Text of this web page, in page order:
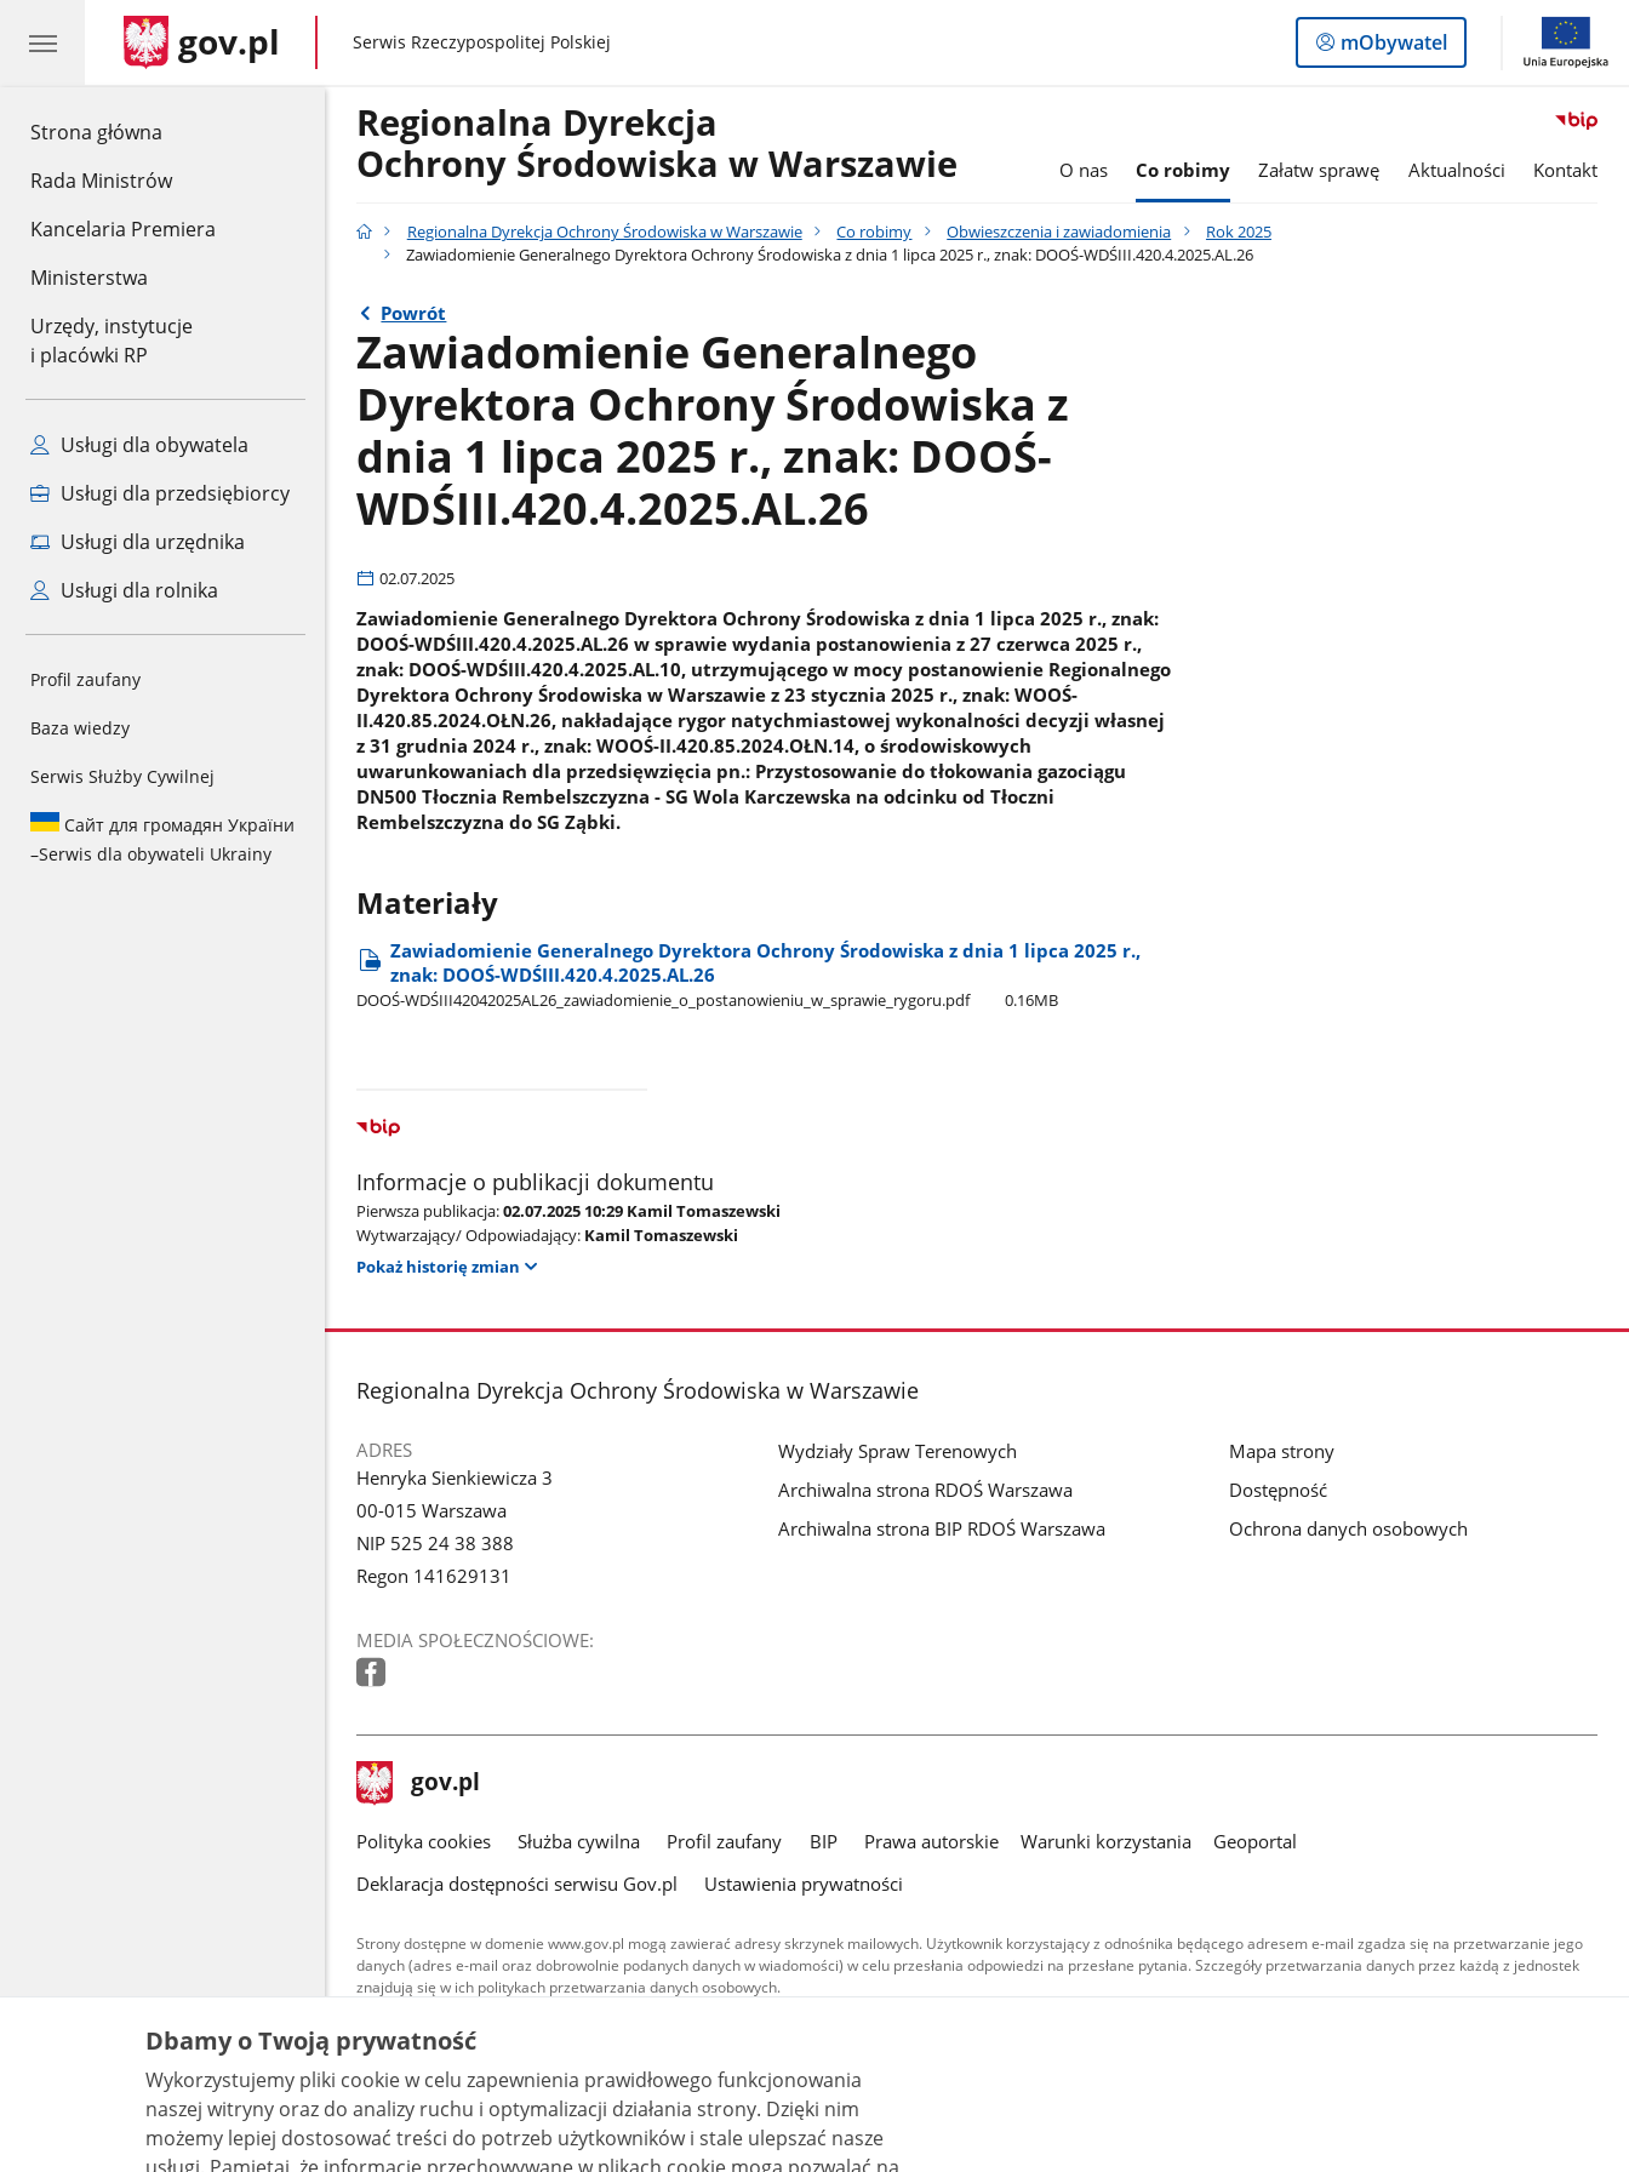
Strona główna
Rada Ministrów
Kancelaria Premiera
Ministerstwa
Urzędy, instytucje
i placówki RP
Usługi dla obywatela
Usługi dla przedsiębiorcy
Usługi dla urzędnika
Usługi dla rolnika
Profil zaufany
Baza wiedzy
Serwis Służby Cywilnej
Сайт для громадян України
–Serwis dla obywateli Ukrainy
gov.pl gov.pl
Serwis Rzeczypospolitej Polskiej
Logowanie
do
mObywatel
Regionalna Dyrekcja
Ochrony Środowiska w Warszawie
O nas Co robimy Załatw sprawę Aktualności Kontakt
Regionalna Dyrekcja Ochrony Środowiska w Warszawie Co robimy Obwieszczenia i zawiadomienia
Rok 2025
Zawiadomienie Generalnego Dyrektora Ochrony Środowiska z dnia 1 lipca 2025 r., znak: DOOŚ-WDŚIII.420.4.2025.AL.26
Powrót
Zawiadomienie Generalnego
Dyrektora Ochrony Środowiska z
dnia 1 lipca 2025 r., znak: DOOŚ-
WDŚIII.420.4.2025.AL.26
02.07.2025
Zawiadomienie Generalnego Dyrektora Ochrony Środowiska z dnia 1 lipca 2025 r., znak:
DOOŚ-WDŚIII.420.4.2025.AL.26 w sprawie wydania postanowienia z 27 czerwca 2025 r.,
znak: DOOŚ-WDŚIII.420.4.2025.AL.10, utrzymującego w mocy postanowienie Regionalnego
Dyrektora Ochrony Środowiska w Warszawie z 23 stycznia 2025 r., znak: WOOŚ-
II.420.85.2024.OŁN.26, nakładające rygor natychmiastowej wykonalności decyzji własnej
z 31 grudnia 2024 r., znak: WOOŚ-II.420.85.2024.OŁN.14, o środowiskowych
uwarunkowaniach dla przedsięwzięcia pn.: Przystosowanie do tłokowania gazociągu
DN500 Tłocznia Rembelszczyzna - SG Wola Karczewska na odcinku od Tłoczni
Rembelszczyzna do SG Ząbki.
Materiały
Zawiadomienie Generalnego Dyrektora Ochrony Środowiska z dnia 1 lipca 2025 r.,
znak: DOOŚ-WDŚIII.420.4.2025.AL.26
DOOŚ-WDŚIII42042025AL26​_zawiadomienie​_o​_postanowieniu​_w​_sprawie​_rygoru.pdf 0.16MB
Informacje o publikacji dokumentu
Pierwsza publikacja:02.07.2025 10:29 Kamil Tomaszewski
Wytwarzający/ Odpowiadający: Kamil Tomaszewski
Pokaż historię zmian
stopka
Regionalna Dyrekcja Ochrony Środowiska w Warszawie
ADRES
Henryka Sienkiewicza 3
00-015 Warszawa
NIP 525 24 38 388
Regon 141629131
MEDIA SPOŁECZNOŚCIOWE:
Wydziały Spraw Terenowych
Archiwalna strona RDOŚ Warszawa
Archiwalna strona BIP RDOŚ Warszawa
Mapa strony
Dostępność
Ochrona danych osobowych
stopka
gov.pl Strona
gov.pl
gov.pl
Polityka cookies Służba cywilna Profil zaufany BIP Prawa autorskie Warunki korzystania
Geoportal
Deklaracja dostępności serwisu Gov.pl
Ustawienia prywatności
Strony dostępne w domenie www.gov.pl mogą zawierać adresy skrzynek mailowych. Użytkownik korzystający z odnośnika będącego adresem e-mail zgadza się na przetwarzanie jego
danych (adres e-mail oraz dobrowolnie podanych danych w wiadomości) w celu przesłania odpowiedzi na przesłane pytania. Szczegóły przetwarzania danych przez każdą z jednostek
znajdują się w ich politykach przetwarzania danych osobowych.
Treści tekstowe publikowane w serwisie (z wyłączeniem treści audiowizualnych), są
udostępniane na licencji typu Creative Commons: uznanie autorstwa - na tych samych
warunkach 4.0 (CC BY-SA 4.0). Materiały audiowizualne, w tym zdjęcia, materiały audio i wideo,
są udostępniane na licencji typu Creative Commons: uznanie autorstwa użycie niekomercyjne -
bez utworów zależnych 4.0 (CC BY-NC-ND 4.0), o ile nie jest to stwierdzone inaczej.
Dbamy o Twoją prywatność
Wykorzystujemy pliki cookie w celu zapewnienia prawidłowego funkcjonowania
naszej witryny oraz do analizy ruchu i optymalizacji działania strony. Dzięki nim
możemy lepiej dostosować treści do potrzeb użytkowników i stale ulepszać nasze